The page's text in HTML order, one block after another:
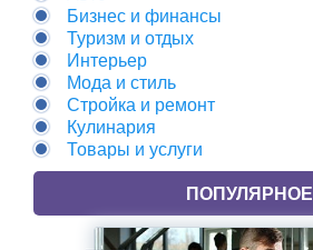
Бизнес и финансы
Туризм и отдых
Интерьер
Мода и стиль
Стройка и ремонт
Кулинария
Товары и услуги
ПОПУЛЯРНОЕ